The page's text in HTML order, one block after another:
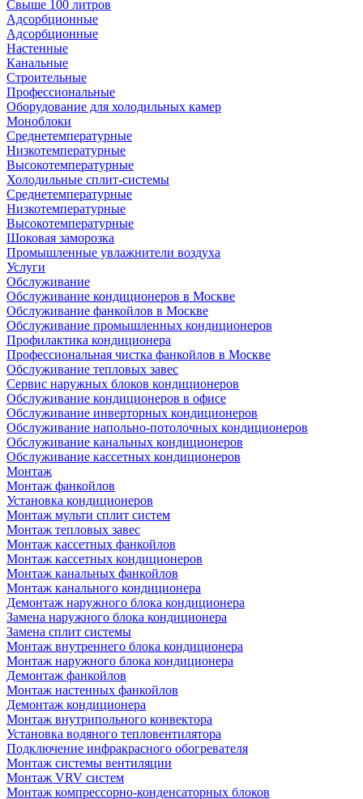
Свыше 100 литров
Адсорбционные
Адсорбционные
Настенные
Канальные
Строительные
Профессиональные
Оборудование для холодильных камер
Моноблоки
Среднетемпературные
Низкотемпературные
Высокотемпературные
Холодильные сплит-системы
Среднетемпературные
Низкотемпературные
Высокотемпературные
Шоковая заморозка
Промышленные увлажнители воздуха
Услуги
Обслуживание
Обслуживание кондиционеров в Москве
Обслуживание фанкойлов в Москве
Обслуживание промышленных кондиционеров
Профилактика кондиционера
Профессиональная чистка фанкойлов в Москве
Обслуживание тепловых завес
Сервис наружных блоков кондиционеров
Обслуживание кондиционеров в офисе
Обслуживание инверторных кондиционеров
Обслуживание напольно-потолочных кондиционеров
Обслуживание канальных кондиционеров
Обслуживание кассетных кондиционеров
Монтаж
Монтаж фанкойлов
Установка кондиционеров
Монтаж мульти сплит систем
Монтаж тепловых завес
Монтаж кассетных фанкойлов
Монтаж кассетных кондиционеров
Монтаж канальных фанкойлов
Монтаж канального кондиционера
Демонтаж наружного блока кондиционера
Замена наружного блока кондиционера
Замена сплит системы
Монтаж внутреннего блока кондиционера
Монтаж наружного блока кондиционера
Демонтаж фанкойлов
Монтаж настенных фанкойлов
Демонтаж кондиционера
Монтаж внутрипольного конвектора
Установка водяного тепловентилятора
Подключение инфракрасного обогревателя
Монтаж системы вентиляции
Монтаж VRV систем
Монтаж компрессорно-конденсаторных блоков